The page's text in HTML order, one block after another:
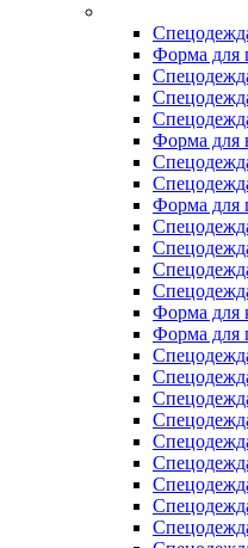
Форма для
Форма для
Форма для
Форма для
Форма для